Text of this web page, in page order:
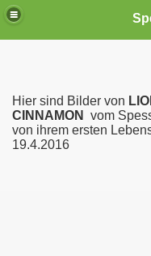
Hier sind Bilder von
CINNAMON vom
von ihrem ersten
19.4.2016